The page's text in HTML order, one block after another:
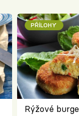
PŘÍLOHY
Rýžové